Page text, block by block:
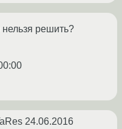
решить?
24.06.2016